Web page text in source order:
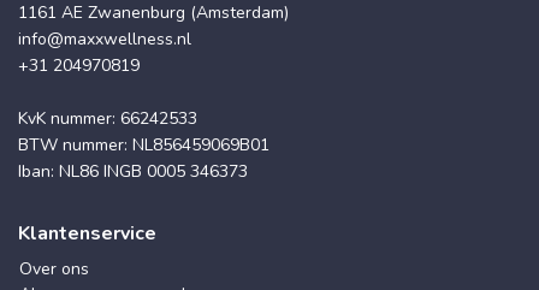
1161 AE Zwanenburg (Amsterdam)
info@maxxwellness.nl
+31 204970819
KvK nummer: 66242533
BTW nummer: NL856459069B01
Iban: NL86 INGB 0005 346373
Klantenservice
Over ons